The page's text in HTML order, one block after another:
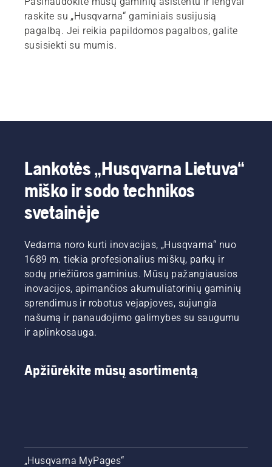
raskite su „Husqvarna“ gaminiais susijusią
pagalbą. Jei reikia papildomos pagalbos, galite
susisiekti su mumis.
Lankotės „Husqvarna Lietuva“
miško ir sodo technikos
svetainėje
Vedama noro kurti inovacijas, „Husqvarna“ nuo
1689 m. tiekia profesionalius miškų, parkų ir
sodų priežiūros gaminius. Mūsų pažangiausios
inovacijos, apimančios akumuliatorinių gaminių
sprendimus ir robotus vejapjoves, sujungia
našumą ir panaudojimo galimybes su saugumu
ir aplinkosauga.
Apžiūrėkite mūsų asortimentą
„Husqvarna MyPages“